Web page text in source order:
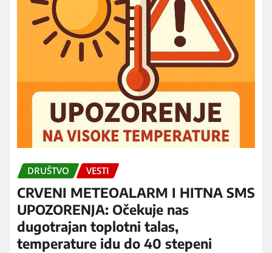
DRUŠTVO VESTI
CRVENI METEOALARM I HITNA SMS
UPOZORENJA: Očekuje nas
dugotrajan toplotni talas,
temperature idu do 40 stepeni